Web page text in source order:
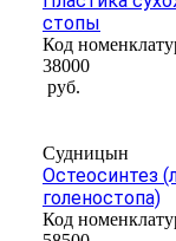
стопы
Код
38000
руб.
Судницын
Остеосинтез
голеностопа)
Код